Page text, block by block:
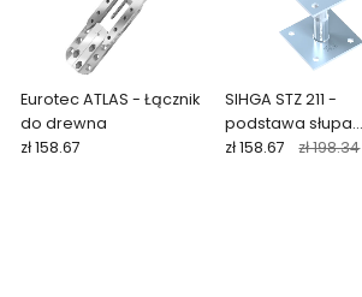
Eurotec ATLAS - Łącznik
do drewna
zł 158.67
SIHGA STZ 211 -
podstawa słupa
regulowana
zł 158.67 zł 198.34